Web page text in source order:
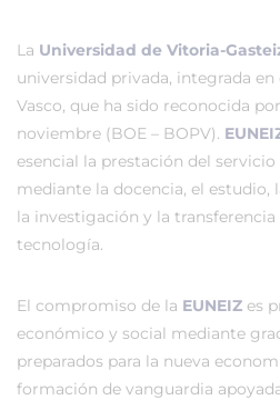
La Universidad de Vitoria-
universidad privada, integrada
Vasco, que ha sido reconocida por
noviembre (BOE – BOPV).
esencial la prestación del
mediante la docencia, el
la investigación y la
tecnología.
El compromiso de la EUNEIZ es
económico y social mediante
preparados para la nueva
formación de vanguardia